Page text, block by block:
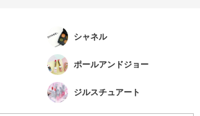
シャネル
ポールアンドジョー
ジルスチュアート